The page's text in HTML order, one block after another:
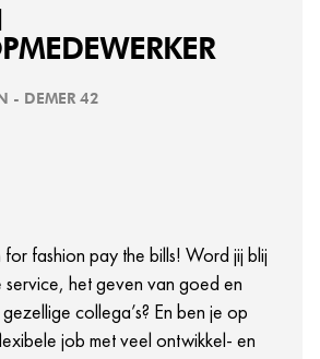
- DEMER 42
for fashion pay the bills! Word jij blij
service, het geven van goed en
collega’s? En ben je op
job met veel ontwikkel- en